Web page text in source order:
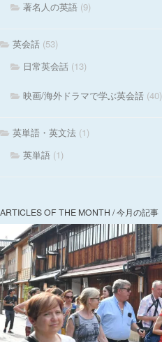
著名人の英語 (9)
英会話 (53)
日常英会話 (13)
映画/海外ドラマで学ぶ英会話 (40)
英単語・英文法 (1)
英単語 (1)
ARTICLES OF THE MONTH / 今月の記事